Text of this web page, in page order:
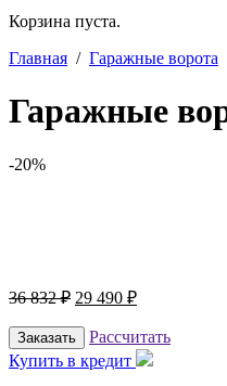
Корзина пуста.
Главная / Гаражные ворота
Гаражные
-20%
36 832₽ 29 490 ₽
Заказать
Рассчитать
Купить в кредит